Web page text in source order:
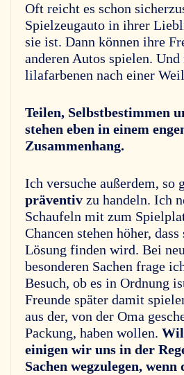
Oft reicht es schon
Spielzeugauto in ihrer
sie ist. Dann können ihre
anderen Autos spielen.
lilafarbenen nach einer
Teilen, Selbstbestimmen
stehen eben in einem
Zusammenhang.
Ich versuche außerdem, so
präventiv zu handeln. Ich
Schaufeln mit zum
Chancen stehen höher,
Lösung finden wird. Bei
besonderen Sachen frage
Besuch, ob es in Ordnung
Freunde später damit
aus der, von der Oma
Packung, haben wollen.
einigen wir uns in der
Sachen wegzulegen,